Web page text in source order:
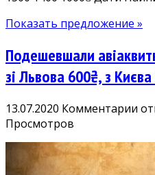
Показать предложение »
Подешевшали
зі Львова 600₴, з
13.07.2020 Комментарии к
Просмотров